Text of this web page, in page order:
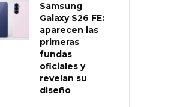
Samsung
Galaxy S26 FE:
aparecen las
primeras
fundas
oficiales y
revelan su
diseño